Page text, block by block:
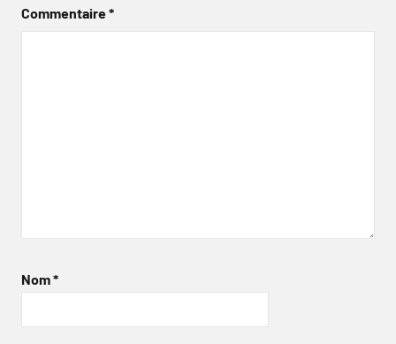
Commentaire*
Nom*